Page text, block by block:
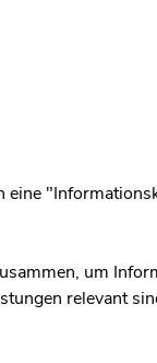
eine
um
relevant